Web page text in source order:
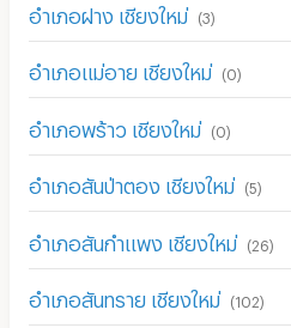
อำเภอฝาง เชียงใหม่ (3)
อำเภอแม่อาย เชียงใหม่ (0)
อำเภอพร้าว เชียงใหม่ (0)
อำเภอสันป่าตอง เชียงใหม่ (5)
อำเภอสันกำแพง เชียงใหม่ (26)
อำเภอสันทราย เชียงใหม่ (102)